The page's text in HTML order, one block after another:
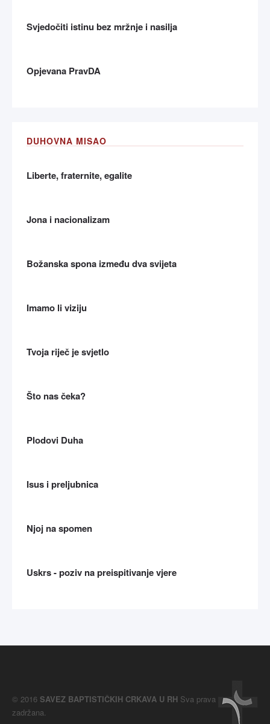
Svjedočiti istinu bez mržnje i nasilja
Opjevana PravDA
DUHOVNA MISAO
Liberte, fraternite, egalite
Jona i nacionalizam
Božanska spona između dva svijeta
Imamo li viziju
Tvoja riječ je svjetlo
Što nas čeka?
Plodovi Duha
Isus i preljubnica
Njoj na spomen
Uskrs - poziv na preispitivanje vjere
© 2016 SAVEZ BAPTISTIČKIH CRKAVA U RH Sva prava
zadržana.